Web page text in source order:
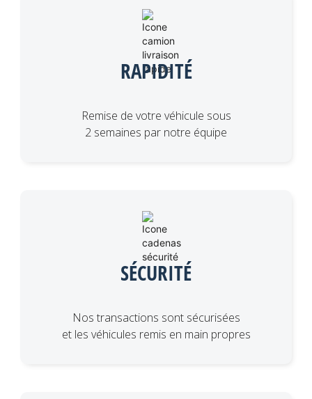
RAPIDITÉ
Remise de votre véhicule sous
2 semaines par notre équipe
SÉCURITÉ
Nos transactions sont sécurisées
et les véhicules remis en main propres